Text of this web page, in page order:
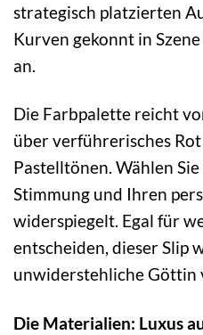
strategisch platzierten
Kurven gekonnt in
an.
Die Farbpalette reicht
über verführerisches
Pastelltönen. Wählen
Stimmung und Ihren
widerspiegelt. Egal für
entscheiden, dieser Slip
unwiderstehliche Göttin
Die Materialien: Luxus